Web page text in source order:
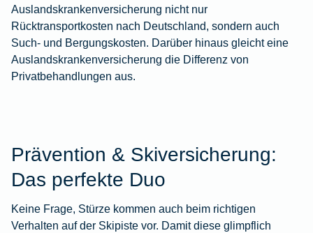
Auslandskrankenversicherung nicht nur
Rücktransportkosten nach Deutschland, sondern auch
Such- und Bergungskosten. Darüber hinaus gleicht eine
Auslandskrankenversicherung die Differenz von
Privatbehandlungen aus.
Prävention & Skiversicherung:
Das perfekte Duo
Keine Frage, Stürze kommen auch beim richtigen
Verhalten auf der Skipiste vor. Damit diese glimpflich